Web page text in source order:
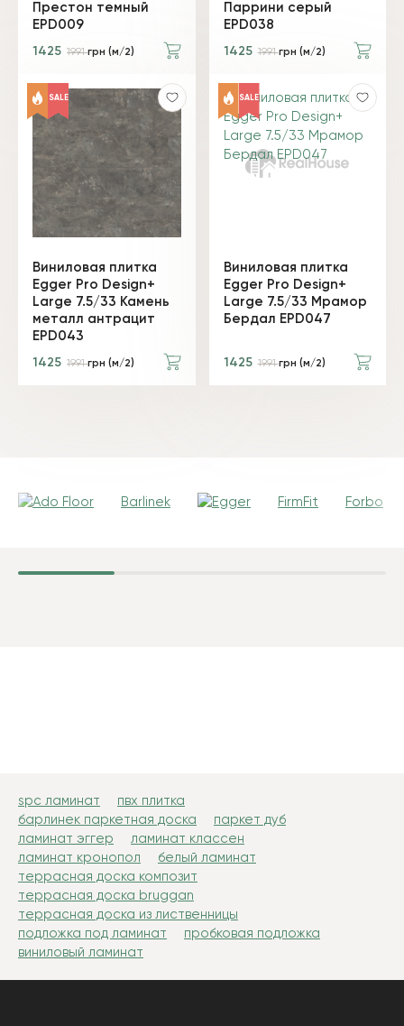
Престон темный
EPD009
1425 1991грн (м/2)
Паррини серый
EPD038
1425 1991грн (м/2)
SALE
Виниловая плитка
Egger Pro Design+
Large 7.5/33 Камень
металл антрацит
EPD043
1425 1991грн (м/2)
SALE
Виниловая плитка
Egger Pro Design+
Large 7.5/33 Мрамор
Бердал EPD047
1425 1991грн (м/2)
Barlinek FirmFit Forbo
spc ламинат
пвх плитка
барлинек паркетная доска
паркет дуб
ламинат эггер
ламинат классен
ламинат кронопол
белый ламинат
террасная доска композит
террасная доска bruggan
террасная доска из лиственницы
подложка под ламинат
пробковая подложка
виниловый ламинат